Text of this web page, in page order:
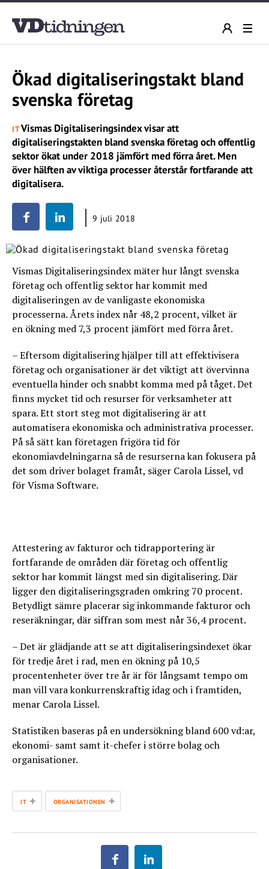
Ökad digitaliseringstakt bland
svenska företag
ITVismas Digitaliseringsindex visar att
digitaliseringstakten bland svenska företag och offentlig
sektor ökat under 2018 jämfört med förra året. Men
över hälften av viktiga processer återstår fortfarande att
digitalisera.
9 juli 2018
Vismas Digitaliseringsindex mäter hur långt svenska
företag och offentlig sektor har kommit med
digitaliseringen av de vanligaste ekonomiska
processerna. Årets index når 48,2 procent, vilket är
en ökning med 7,3 procent jämfört med förra året.
– Eftersom digitalisering hjälper till att effektivisera
företag och organisationer är det viktigt att övervinna
eventuella hinder och snabbt komma med på tåget. Det
finns mycket tid och resurser för verksamheter att
spara. Ett stort steg mot digitalisering är att
automatisera ekonomiska och administrativa processer.
På så sätt kan företagen frigöra tid för
ekonomiavdelningarna så de resurserna kan fokusera på
det som driver bolaget framåt, säger Carola Lissel, vd
för Visma Software.
Attestering av fakturor och tidrapportering är
fortfarande de områden där företag och offentlig
sektor har kommit längst med sin digitalisering. Där
ligger den digitaliseringsgraden omkring 70 procent.
Betydligt sämre placerar sig inkommande fakturor och
reseräkningar, där siffran som mest når 36,4 procent.
– Det är glädjande att se att digitaliseringsindexet ökar
för tredje året i rad, men en ökning på 10,5
procentenheter över tre år är för långsamt tempo om
man vill vara konkurrenskraftig idag och i framtiden,
menar Carola Lissel.
Statistiken baseras på en undersökning bland 600 vd:ar,
ekonomi- samt samt it-chefer i större bolag och
organisationer.
IT + ORGANISATIONEN +